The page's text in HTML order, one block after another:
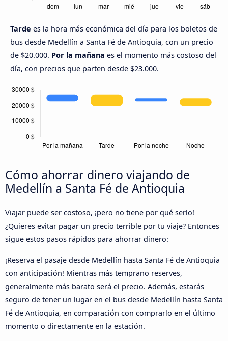
Tarde es la hora más económica del día para los boletos de
bus desde Medellín a Santa Fé de Antioquia, con un precio
de $20.000. Por la mañana es el momento más costoso del
día, con precios que parten desde $23.000.
Cómo ahorrar dinero viajando de
Medellín a Santa Fé de Antioquia
Viajar puede ser costoso, ¡pero no tiene por qué serlo!
¿Quieres evitar pagar un precio terrible por tu viaje? Entonces
sigue estos pasos rápidos para ahorrar dinero:
¡Reserva el pasaje desde Medellín hasta Santa Fé de Antioquia
con anticipación! Mientras más temprano reserves,
generalmente más barato será el precio. Además, estarás
seguro de tener un lugar en el bus desde Medellín hasta Santa
Fé de Antioquia, en comparación con comprarlo en el último
momento o directamente en la estación.